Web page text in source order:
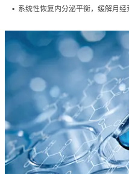
• 系统性恢复内分泌平衡，缓解月